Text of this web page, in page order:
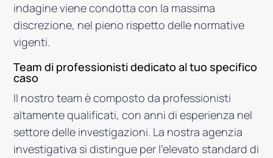
indagine viene condotta con la massima
discrezione, nel pieno rispetto delle normative
vigenti.
Team di professionisti dedicato al tuo specifico
caso
Il nostro team è composto da professionisti
altamente qualificati, con anni di esperienza nel
settore delle investigazioni. La nostra agenzia
investigativa si distingue per l’elevato standard di